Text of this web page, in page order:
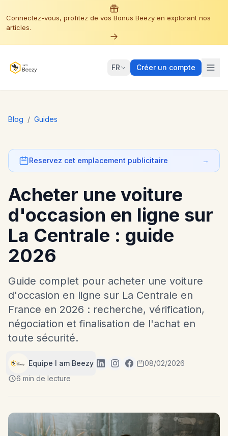
Connectez-vous, profitez de vos Bonus Beezy en explorant nos
articles.
FR Créer un compte
Blog / Guides
Reservez cet emplacement publicitaire →
Acheter une voiture
d'occasion en ligne sur
La Centrale : guide
2026
Guide complet pour acheter une voiture
d'occasion en ligne sur La Centrale en
France en 2026 : recherche, vérification,
négociation et finalisation de l'achat en
toute sécurité.
Equipe I am Beezy
08/02/2026
6 min de lecture